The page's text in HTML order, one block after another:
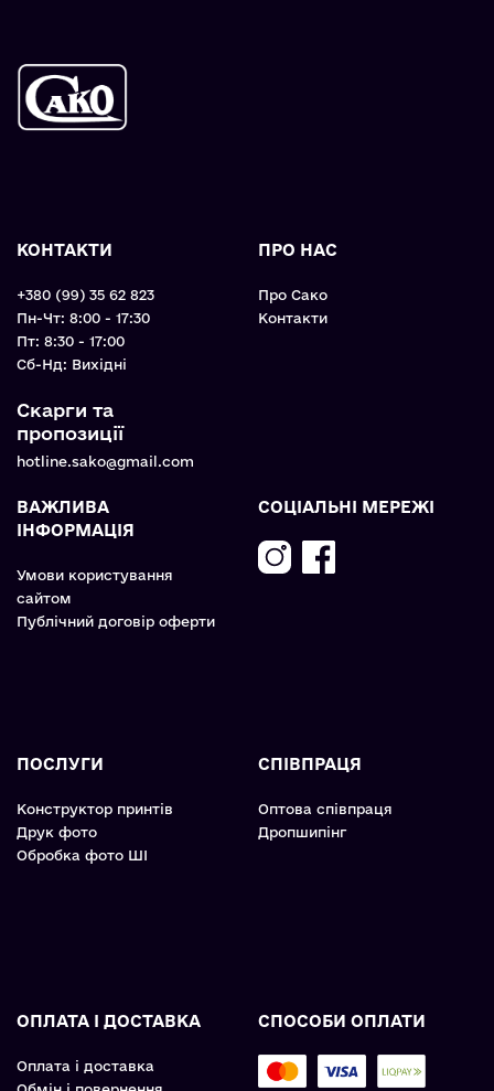
КОНТАКТИ
+380 (99) 35 62 823
Пн-Чт: 8:00 - 17:30
Пт: 8:30 - 17:00
Cб-Нд: Вихідні
Скарги та
пропозиції
hotline.sako@gmail.com
ПРО НАС
Про Сако
Контакти
ВАЖЛИВА
ІНФОРМАЦІЯ
Умови користування
сайтом
Публічний договір оферти
СОЦІАЛЬНІ МЕРЕЖІ
ПОСЛУГИ
Конструктор принтів
Друк фото
Обробка фото ШІ
СПІВПРАЦЯ
Оптова співпраця
Дропшипінг
ОПЛАТА І ДОСТАВКА
Оплата і доставка
СПОСОБИ ОПЛАТИ